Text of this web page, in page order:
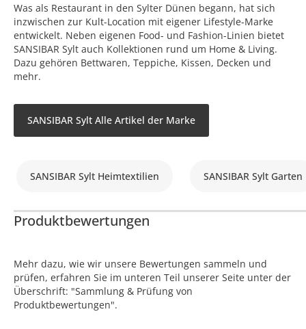
Was als Restaurant in den Sylter Dünen begann, hat sich
inzwischen zur Kult-Location mit eigener Lifestyle-Marke
entwickelt. Neben eigenen Food- und Fashion-Linien bietet
SANSIBAR Sylt auch Kollektionen rund um Home & Living.
Dazu gehören Bettwaren, Teppiche, Kissen, Decken und
mehr.
SANSIBAR Sylt Alle Artikel der Marke
SANSIBAR Sylt Heimtextilien SANSIBAR Sylt Garten
Produktbewertungen
Mehr dazu, wie wir unsere Bewertungen sammeln und
prüfen, erfahren Sie im unteren Teil unserer Seite unter der
Überschrift: "Sammlung & Prüfung von
Produktbewertungen".